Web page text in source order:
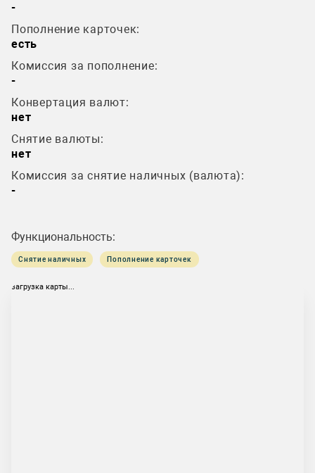
-
Пополнение карточек:
есть
Комиссия за пополнение:
-
Конвертация валют:
нет
Снятие валюты:
нет
Комиссия за снятие наличных (валюта):
-
Функциональность:
Снятие наличных Пополнение карточек
загрузка карты...